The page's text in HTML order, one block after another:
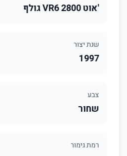
'אוט 2800 VR6 גולף
שנת יצור
1997
צבע
שחור
רמת גימור